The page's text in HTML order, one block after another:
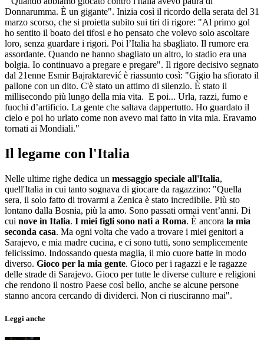
Donnarumma. È un gigante". Inizia così il ricordo della serata del 31
marzo scorso, che si proietta subito sui tiri di rigore: "Al primo gol
ho sentito il boato dei tifosi e ho pensato che volevo solo ascoltare
loro, senza guardare i rigori. Poi l’Italia ha sbagliato. Il rumore era
assordante. Quando ne hanno sbagliato un altro, lo stadio era una
bolgia. Io continuavo a pregare e pregare". Il rigore decisivo segnato
dal 21enne Esmir Bajraktarević è riassunto così: "Gigio ha sfiorato il
pallone con un dito. C'è stato un attimo di silenzio. È stato il
millisecondo più lungo della mia vita. E poi... Urla, razzi, fumo e
fuochi d’artificio. La gente che saltava dappertutto. Ho guardato il
cielo e poi ho urlato come non avevo mai fatto in vita mia. Eravamo
tornati ai Mondiali."
Il legame con l'Italia
Nelle ultime righe dedica un messaggio speciale all'Italia,
quell'Italia in cui tanto sognava di giocare da ragazzino: "Quella
sera, il solo fatto di trovarmi a Zenica è stato incredibile. Più sto
lontano dalla Bosnia, più la amo. Sono passati ormai vent’anni. Di
cui nove in Italia. I miei figli sono nati a Roma. È ancora la mia
seconda casa. Ma ogni volta che vado a trovare i miei genitori a
Sarajevo, e mia madre cucina, e ci sono tutti, sono semplicemente
felicissimo. Indossando questa maglia, il mio cuore batte in modo
diverso. Gioco per la mia gente. Gioco per i ragazzi e le ragazze
delle strade di Sarajevo. Gioco per tutte le diverse culture e religioni
che rendono il nostro Paese così bello, anche se alcune persone
stanno ancora cercando di dividerci. Non ci riusciranno mai".
Leggi anche